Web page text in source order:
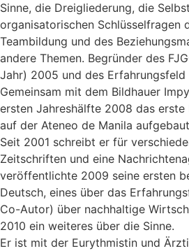
Sinne, die Dreigliederung, die
organisatorischen Schlüsselfragen
Teambildung und des
andere Themen. Begründer des
Jahr) 2005 und des Erfahrungsfeld
Gemeinsam mit dem Bildhauer
ersten Jahreshälfte 2008 das
auf der Ateneo de Manila
Seit 2001 schreibt er für
Zeitschriften und eine
veröffentlichte 2009 seine ersten
Deutsch, eines über das
Co-Autor) über nachhaltige
2010 ein weiteres über die Sinne.
Er ist mit der Eurythmistin und